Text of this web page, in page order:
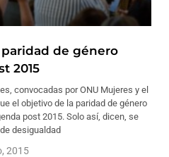
de género
2015
convocadas por ONU Mujeres y el
el objetivo de la paridad de género
post 2015. Solo así, dicen, se
desigualdad
2015